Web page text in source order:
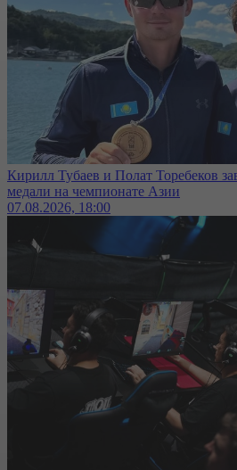
Кирилл Тубаев и Полат Торебеков
медали на чемпионате Азии
07.08.2026, 18:00